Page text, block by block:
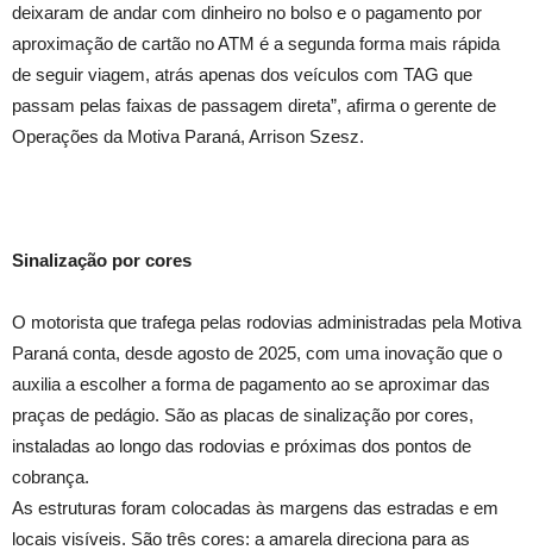
deixaram de andar com dinheiro no bolso e o pagamento por
aproximação de cartão no ATM é a segunda forma mais rápida
de seguir viagem, atrás apenas dos veículos com TAG que
passam pelas faixas de passagem direta”, afirma o gerente de
Operações da Motiva Paraná, Arrison Szesz.
Sinalização por cores
O motorista que trafega pelas rodovias administradas pela Motiva
Paraná conta, desde agosto de 2025, com uma inovação que o
auxilia a escolher a forma de pagamento ao se aproximar das
praças de pedágio. São as placas de sinalização por cores,
instaladas ao longo das rodovias e próximas dos pontos de
cobrança.
As estruturas foram colocadas às margens das estradas e em
locais visíveis. São três cores: a amarela direciona para as